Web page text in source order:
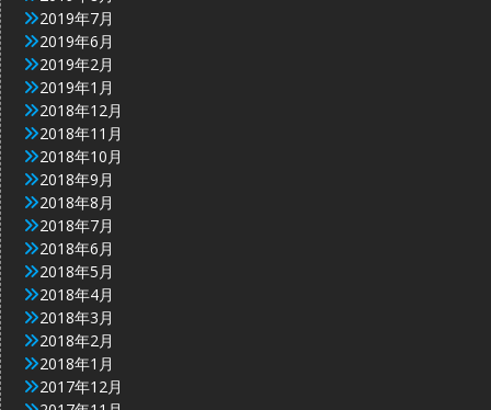
2019年7月
2019年6月
2019年2月
2019年1月
2018年12月
2018年11月
2018年10月
2018年9月
2018年8月
2018年7月
2018年6月
2018年5月
2018年4月
2018年3月
2018年2月
2018年1月
2017年12月